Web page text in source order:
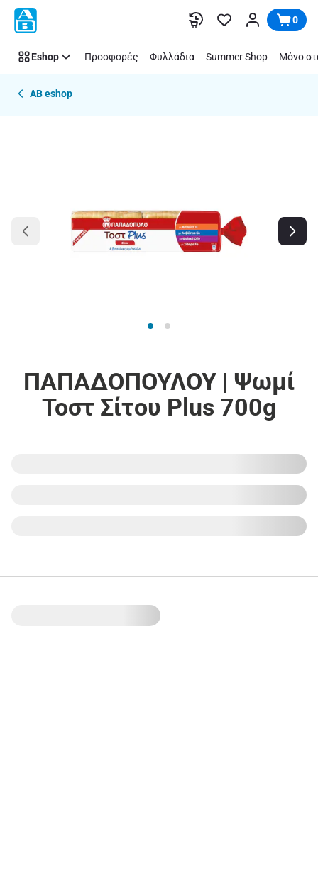
Παράλειψη 0
Eshop Προσφορές Φυλλάδια Summer Shop Μόνο
AB eshop
ΠΑΠΑΔΟΠΟΥΛΟΥ | Ψωμί
Τοστ Σίτου Plus 700g